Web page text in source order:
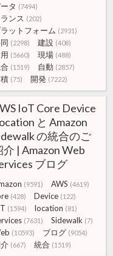
タ (7494)
ランス (202)
ットフォーム (2931)
(2298) 建設 (408)
(5660) 現場 (488)
(1519) 自動 (2857)
(75) 開発 (7222)
IoT Core Device
と Amazon
の統合のご
介 | Amazon Web
ブログ
(9591) AWS (4619)
(428) Device (122)
(1594) location (81)
(7631) Sidewalk (7)
(10593) ブログ (9054)
(667) 統合 (1519)